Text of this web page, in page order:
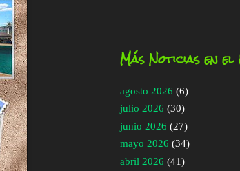
Más Noticias en
agosto 2026 (6)
julio 2026 (30)
junio 2026 (27)
mayo 2026 (34)
abril 2026 (41)